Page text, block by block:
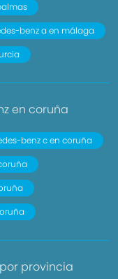
benz a en málaga
en coruña
benz c en coruña
provincia